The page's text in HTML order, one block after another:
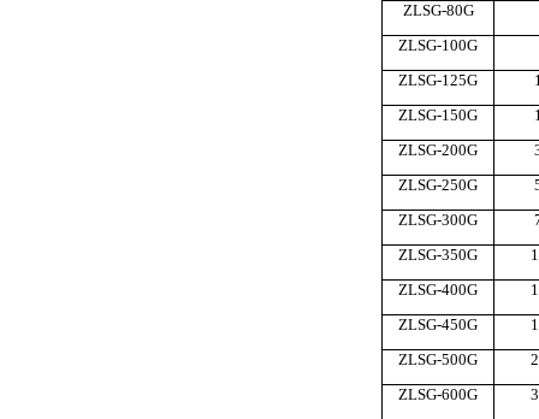
ZLSG-80G
ZLSG-100G
ZLSG-125G
ZLSG-150G
ZLSG-200G
ZLSG-250G
ZLSG-300G
ZLSG-350G
ZLSG-400G
ZLSG-450G
ZLSG-500G
ZLSG-600G